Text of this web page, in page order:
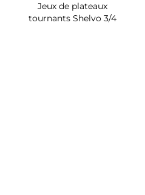
Jeux de plateaux
tournants Shelvo 3/4